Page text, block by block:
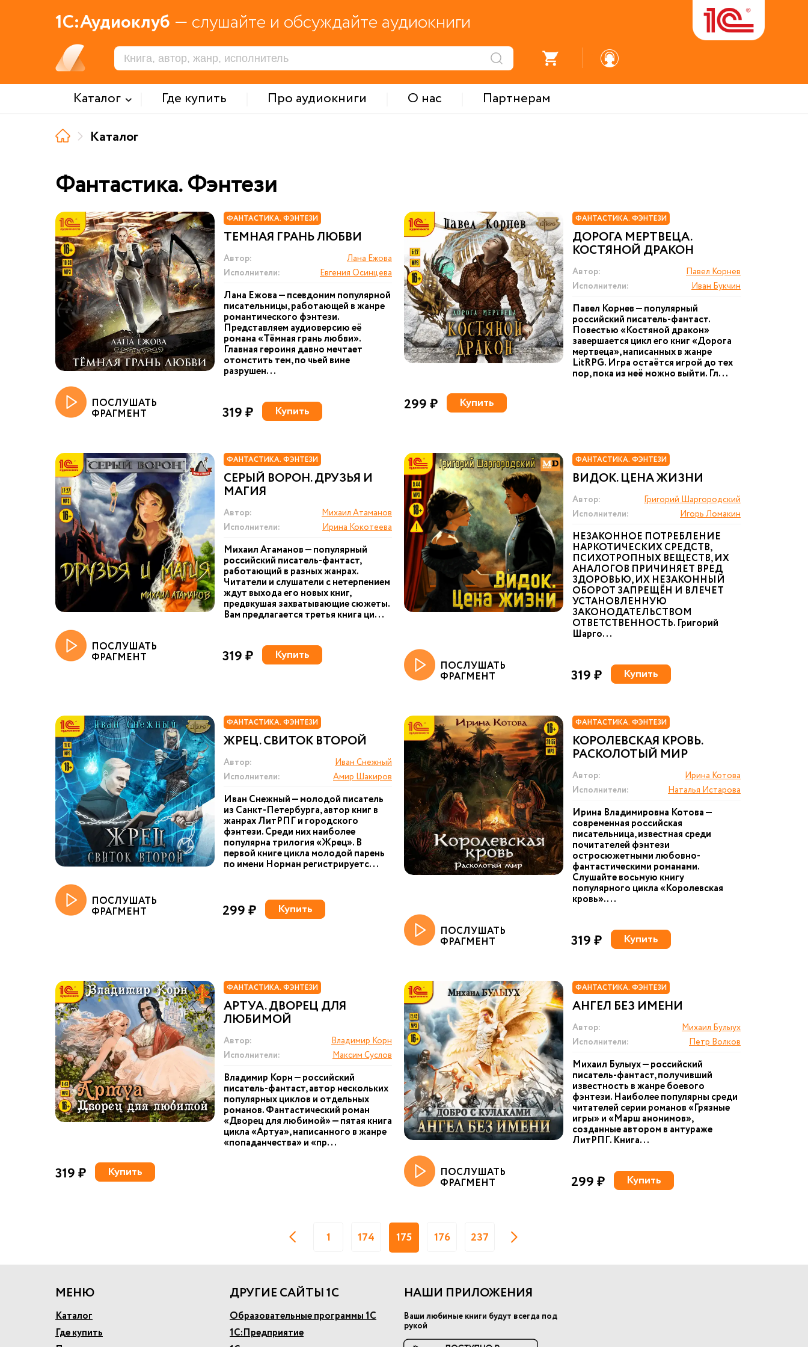
1С:Аудиоклуб — слушайте и обсуждайте аудиокниги
Каталог Где купить Про аудиокниги О нас
Партнерам
Каталог
Фантастика. Фэнтези
ФАНТАСТИКА. ФЭНТЕЗИ
ТЕМНАЯ ГРАНЬ ЛЮБВИ
Автор:
Лана Ежова
Исполнители:
Евгения Осинцева
Лана Ежова — псевдоним популярной
писательницы, работающей в жанре
романтического фэнтези.
Представляем аудиоверсию её
романа «Тёмная грань любви».
Главная героиня давно мечтает
отомстить тем, по чьей вине
разрушен...
ПОСЛУШАТЬ
ФРАГМЕНТ 319 ₽ Купить
ФАНТАСТИКА. ФЭНТЕЗИ
ДОРОГА МЕРТВЕЦА.
КОСТЯНОЙ ДРАКОН
Автор:
Павел Корнев
Исполнители:
Иван Букчин
Павел Корнев — популярный
российский писатель-фантаст.
Повестью «Костяной дракон»
завершается цикл его книг «Дорога
мертвеца», написанных в жанре
LitRPG. Игра остаётся игрой до тех
пор, пока из неё можно выйти. Гл...
299 ₽ Купить
ФАНТАСТИКА. ФЭНТЕЗИ
СЕРЫЙ ВОРОН. ДРУЗЬЯ И
МАГИЯ
Автор:
Михаил Атаманов
Исполнители:
Ирина Кокотеева
Михаил Атаманов — популярный
российский писатель-фантаст,
работающий в разных жанрах.
Читатели и слушатели с нетерпением
ждут выхода его новых книг,
предвкушая захватывающие сюжеты.
Вам предлагается третья книга ци...
ПОСЛУШАТЬ
ФРАГМЕНТ 319 ₽ Купить
ФАНТАСТИКА. ФЭНТЕЗИ
ВИДОК. ЦЕНА ЖИЗНИ
Автор:
Григорий Шаргородский
Исполнители:
Игорь Ломакин
НЕЗАКОННОЕ ПОТРЕБЛЕНИЕ
НАРКОТИЧЕСКИХ СРЕДСТВ,
ПСИХОТРОПНЫХ ВЕЩЕСТВ, ИХ
АНАЛОГОВ ПРИЧИНЯЕТ ВРЕД
ЗДОРОВЬЮ, ИХ НЕЗАКОННЫЙ
ОБОРОТ ЗАПРЕЩЁН И ВЛЕЧЕТ
УСТАНОВЛЕННУЮ
ЗАКОНОДАТЕЛЬСТВОМ
ОТВЕТСТВЕННОСТЬ. Григорий
Шарго...
ПОСЛУШАТЬ
ФРАГМЕНТ 319 ₽ Купить
ФАНТАСТИКА. ФЭНТЕЗИ
ЖРЕЦ. СВИТОК ВТОРОЙ
Автор:
Иван Снежный
Исполнители:
Амир Шакиров
Иван Снежный — молодой писатель
из Санкт-Петербурга, автор книг в
жанрах ЛитРПГ и городского
фэнтези. Среди них наиболее
популярна трилогия «Жрец». В
первой книге цикла молодой парень
по имени Норман регистрируетс...
ПОСЛУШАТЬ
ФРАГМЕНТ 299 ₽ Купить
ФАНТАСТИКА. ФЭНТЕЗИ
КОРОЛЕВСКАЯ КРОВЬ.
РАСКОЛОТЫЙ МИР
Автор:
Ирина Котова
Исполнители:
Наталья Истарова
Ирина Владимировна Котова —
современная российская
писательница, известная среди
почитателей фэнтези
остросюжетными любовно-
фантастическими романами.
Слушайте восьмую книгу
популярного цикла «Королевская
кровь». ...
ПОСЛУШАТЬ
ФРАГМЕНТ 319 ₽ Купить
ФАНТАСТИКА. ФЭНТЕЗИ
АРТУА. ДВОРЕЦ ДЛЯ
ЛЮБИМОЙ
Автор:
Владимир Корн
Исполнители:
Максим Суслов
Владимир Корн — российский
писатель-фантаст, автор нескольких
популярных циклов и отдельных
романов. Фантастический роман
«Дворец для любимой» — пятая книга
цикла «Артуа», написанного в жанре
«попаданчества» и «пр...
319 ₽ Купить
ФАНТАСТИКА. ФЭНТЕЗИ
АНГЕЛ БЕЗ ИМЕНИ
Автор:
Михаил Булыух
Исполнители:
Петр Волков
Михаил Булыух — российский
писатель-фантаст, получивший
известность в жанре боевого
фэнтези. Наиболее популярны среди
читателей серии романов «Грязные
игры» и «Марш анонимов»,
созданные автором в антураже
ЛитРПГ. Книга...
ПОСЛУШАТЬ
ФРАГМЕНТ 299 ₽ Купить
1 174 175 176 237
МЕНЮ
Каталог
Где купить
ДРУГИЕ САЙТЫ 1С
Образовательные программы 1С
1С:Предприятие
НАШИ ПРИЛОЖЕНИЯ
Ваши любимые книги будут всегда под
рукой